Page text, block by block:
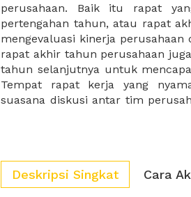
perusahaan. Baik itu rapat
pertengahan tahun, atau rapat
mengevaluasi kinerja
rapat akhir tahun perusahaan
tahun selanjutnya untuk
Tempat rapat kerja yang
suasana diskusi antar tim
paket makanan yang lezat dan
karena biasanya rapat kerja
bulanan akan memakan waktu
makanan akan menjadi teman
Deskripsi Singkat Cara